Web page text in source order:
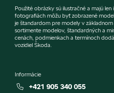
Použité obrázky sú ilustračné a majú
fotografiách môžu byť zobrazené
je štandardom pre modely v
sortimente modelov, štandardných a
cenách, podmienkach a termínoch
vozidiel Škoda.
Informácie
+421 905 340 055